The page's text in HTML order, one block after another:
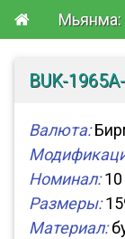
Мьянма:
BUK-
Валюта:
Номинал:10
Размеры:
Материал: